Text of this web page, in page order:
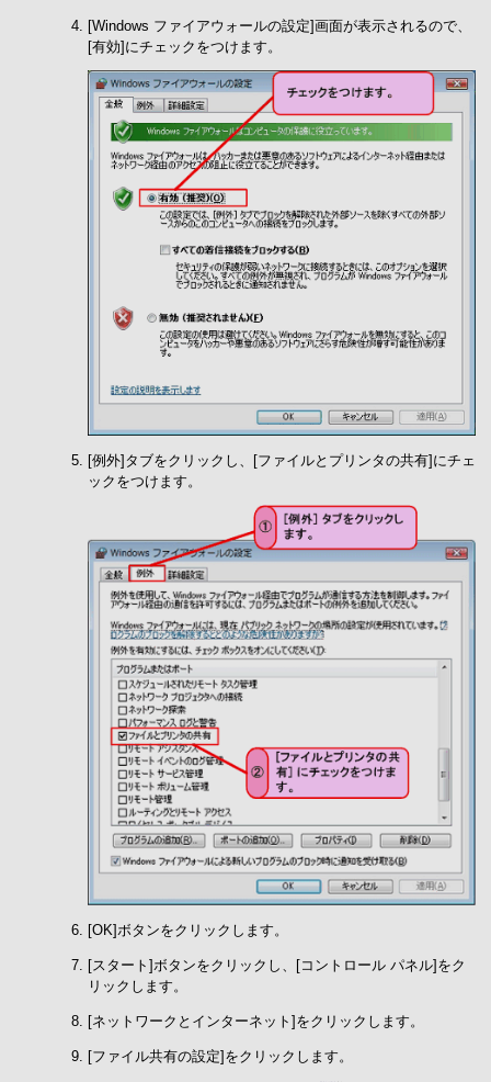
[Windows ファイアウォールの設定]画面が表示されるので、
[有効]にチェックをつけます。
[例外]タブをクリックし、[ファイルとプリンタの共有]にチェ
ックをつけます。
[OK]ボタンをクリックします。
[スタート]ボタンをクリックし、[コントロール パネル]をク
リックします。
[ネットワークとインターネット]をクリックします。
[ファイル共有の設定]をクリックします。